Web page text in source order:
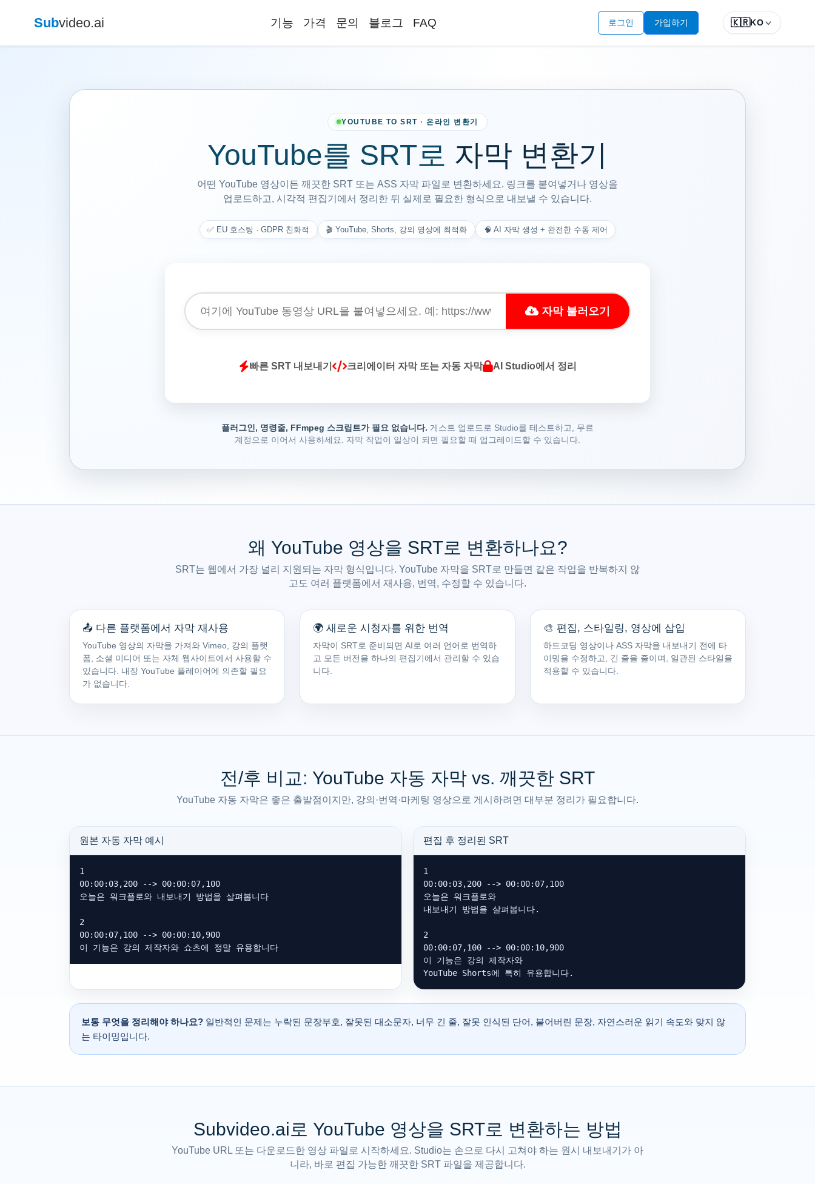
Subvideo.ai 기능 가격 문의 블로그 FAQ 로그인 가입하기 🇰🇷KO
YOUTUBE TO SRT · 온라인 변환기
YouTube를 SRT로 자막 변환기
어떤 YouTube 영상이든 깨끗한 SRT 또는 ASS 자막 파일로 변환하세요. 링크를 붙여넣거나 영상을
업로드하고, 시각적 편집기에서 정리한 뒤 실제로 필요한 형식으로 내보낼 수 있습니다.
✅ EU 호스팅 · GDPR 친화적 🎬 YouTube, Shorts, 강의 영상에 최적화 🧠 AI 자막 생성 + 완전한 수동 제어
자막 불러오기
빠른 SRT 내보내기 크리에이터 자막 또는 자동 자막 AI Studio에서 정리
플러그인, 명령줄, FFmpeg 스크립트가 필요 없습니다. 게스트 업로드로 Studio를 테스트하고, 무료
계정으로 이어서 사용하세요. 자막 작업이 일상이 되면 필요할 때 업그레이드할 수 있습니다.
왜 YouTube 영상을 SRT로 변환하나요?
SRT는 웹에서 가장 널리 지원되는 자막 형식입니다. YouTube 자막을 SRT로 만들면 같은 작업을 반복하지 않
고도 여러 플랫폼에서 재사용, 번역, 수정할 수 있습니다.
📤 다른 플랫폼에서 자막 재사용
YouTube 영상의 자막을 가져와 Vimeo, 강의 플랫
폼, 소셜 미디어 또는 자체 웹사이트에서 사용할 수
있습니다. 내장 YouTube 플레이어에 의존할 필요
가 없습니다.
🌍 새로운 시청자를 위한 번역
자막이 SRT로 준비되면 AI로 여러 언어로 번역하
고 모든 버전을 하나의 편집기에서 관리할 수 있습
니다.
🎨 편집, 스타일링, 영상에 삽입
하드코딩 영상이나 ASS 자막을 내보내기 전에 타
이밍을 수정하고, 긴 줄을 줄이며, 일관된 스타일을
적용할 수 있습니다.
전/후 비교: YouTube 자동 자막 vs. 깨끗한 SRT
YouTube 자동 자막은 좋은 출발점이지만, 강의·번역·마케팅 영상으로 게시하려면 대부분 정리가 필요합니다.
원본 자동 자막 예시
1
00:00:03,200 --> 00:00:07,100
오늘은 워크플로와 내보내기 방법을 살펴봅니다
2
00:00:07,100 --> 00:00:10,900
이 기능은 강의 제작자와 쇼츠에 정말 유용합니다
편집 후 정리된 SRT
1
00:00:03,200 --> 00:00:07,100
오늘은 워크플로와
내보내기 방법을 살펴봅니다.
2
00:00:07,100 --> 00:00:10,900
이 기능은 강의 제작자와
YouTube Shorts에 특히 유용합니다.
보통 무엇을 정리해야 하나요? 일반적인 문제는 누락된 문장부호, 잘못된 대소문자, 너무 긴 줄, 잘못 인식된 단어, 붙어버린 문장, 자연스러운 읽기 속도와 맞지 않
는 타이밍입니다.
Subvideo.ai로 YouTube 영상을 SRT로 변환하는 방법
YouTube URL 또는 다운로드한 영상 파일로 시작하세요. Studio는 손으로 다시 고쳐야 하는 원시 내보내기가 아
니라, 바로 편집 가능한 깨끗한 SRT 파일을 제공합니다.